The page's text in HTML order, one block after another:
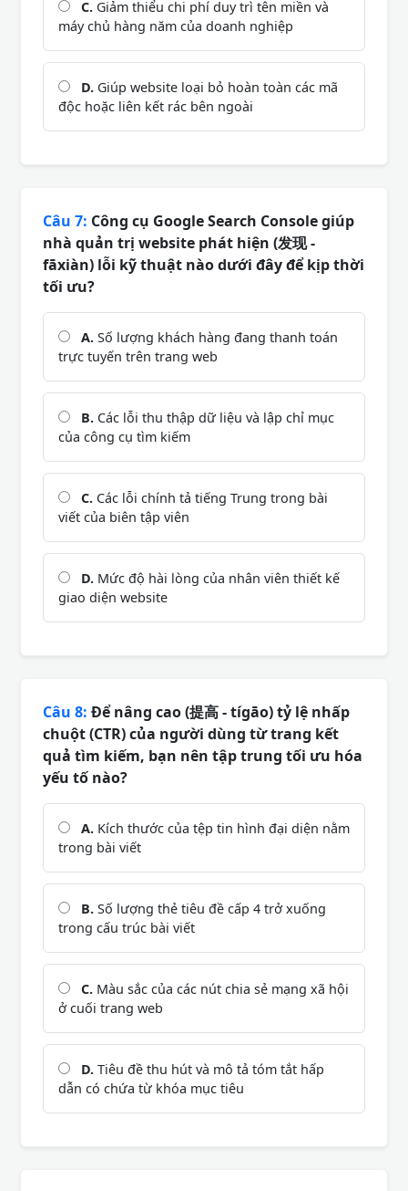
C. Giảm thiểu chi phí duy trì tên miền và
máy chủ hàng năm của doanh nghiệp
D. Giúp website loại bỏ hoàn toàn các mã
độc hoặc liên kết rác bên ngoài
Câu 7: Công cụ Google Search Console giúp
nhà quản trị website phát hiện (发现 -
fāxiàn) lỗi kỹ thuật nào dưới đây để kịp thời
tối ưu?
A. Số lượng khách hàng đang thanh toán
trực tuyến trên trang web
B. Các lỗi thu thập dữ liệu và lập chỉ mục
của công cụ tìm kiếm
C. Các lỗi chính tả tiếng Trung trong bài
viết của biên tập viên
D. Mức độ hài lòng của nhân viên thiết kế
giao diện website
Câu 8: Để nâng cao (提高 - tígāo) tỷ lệ nhấp
chuột (CTR) của người dùng từ trang kết
quả tìm kiếm, bạn nên tập trung tối ưu hóa
yếu tố nào?
A. Kích thước của tệp tin hình đại diện nằm
trong bài viết
B. Số lượng thẻ tiêu đề cấp 4 trở xuống
trong cấu trúc bài viết
C. Màu sắc của các nút chia sẻ mạng xã hội
ở cuối trang web
D. Tiêu đề thu hút và mô tả tóm tắt hấp
dẫn có chứa từ khóa mục tiêu